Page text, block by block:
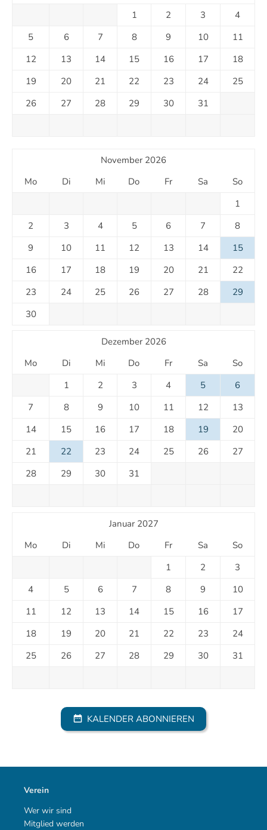
1
2 3
4
5
6 7 8 9 10
11
12
13 14 15 16 17
18
19
20 21 22 23 24
25
26
27 28 29 30 31
November 2026
Mo
Di Mi Do Fr Sa
So
1
2
3 4 5 6 7
8
9
10 11 12 13 14
15
16
17 18 19 20 21
22
23
24 25 26 27 28
29
30
Dezember 2026
Mo
Di Mi Do Fr Sa
So
1
2 3 4 5
6
7
8 9 10 11 12
13
14
15 16 17 18 19
20
21
22 23 24 25 26
27
28
29 30 31
Januar 2027
Mo
Di Mi Do Fr Sa
So
1
2
3
4
5 6 7 8 9
10
11
12 13 14 15 16
17
18
19 20 21 22 23
24
25
26 27 28 29 30 31
KALENDER ABONNIEREN
Verein
Wer wir sind
Mitglied werden